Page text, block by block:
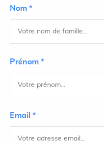
Nom *
Prénom *
Email *